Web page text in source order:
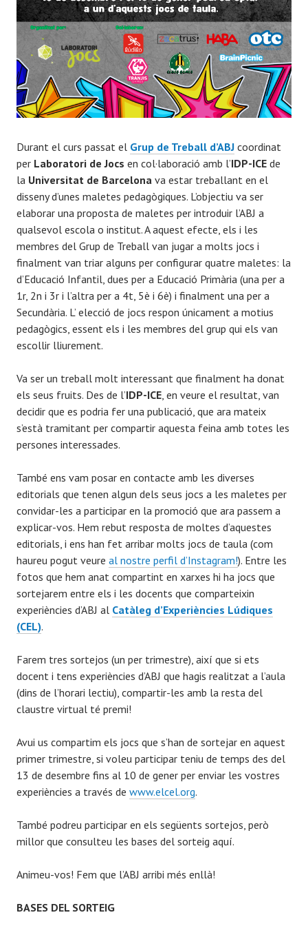
Durant el curs passat el Grup de Treball d’ABJ coordinat
per Laboratori de Jocs en col·laboració amb l’IDP-ICE de
la Universitat de Barcelona va estar treballant en el
disseny d’unes maletes pedagògiques. L’objectiu va ser
elaborar una proposta de maletes per introduir l’ABJ a
qualsevol escola o institut. A aquest efecte, els i les
membres del Grup de Treball van jugar a molts jocs i
finalment van triar alguns per configurar quatre maletes: la
d’Educació Infantil, dues per a Educació Primària (una per a
1r, 2n i 3r i l’altra per a 4t, 5è i 6è) i finalment una per a
Secundària. L’ elecció de jocs respon únicament a motius
pedagògics, essent els i les membres del grup qui els van
escollir lliurement.
Va ser un treball molt interessant que finalment ha donat
els seus fruits. Des de l’IDP-ICE , en veure el resultat, van
decidir que es podria fer una publicació, que ara mateix
s’està tramitant per compartir aquesta feina amb totes les
persones interessades.
També ens vam posar en contacte amb les diverses
editorials que tenen algun dels seus jocs a les maletes per
convidar-les a participar en la promoció que ara passem a
explicar-vos. Hem rebut resposta de moltes d’aquestes
editorials, i ens han fet arribar molts jocs de taula (com
haureu pogut veure al nostre perfil d’Instagram!). Entre les
fotos que hem anat compartint en xarxes hi ha jocs que
sortejarem entre els i les docents que comparteixin
experiències d’ABJ al Catàleg d’Experiències Lúdiques
(CEL).
Farem tres sortejos (un per trimestre), així que si ets
docent i tens experiències d’ABJ que hagis realitzat a l’aula
(dins de l’horari lectiu), compartir-les amb la resta del
claustre virtual té premi!
Avui us compartim els jocs que s’han de sortejar en aquest
primer trimestre, si voleu participar teniu de temps des del
13 de desembre fins al 10 de gener per enviar les vostres
experiències a través de www.elcel.org.
També podreu participar en els següents sortejos, però
millor que consulteu les bases del sorteig aquí.
Animeu-vos! Fem que l’ABJ arribi més enllà!
BASES DEL SORTEIG